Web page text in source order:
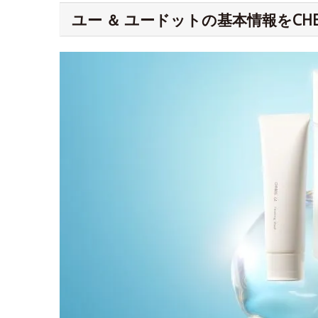
ユー ＆ ユードットの基本情報を